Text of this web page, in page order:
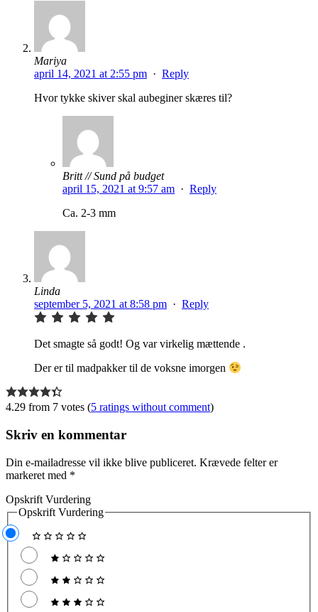
Mariya
april 14, 2021 at 2:55 pm · Reply
Hvor tykke skiver skal aubeginer skæres til?
Britt // Sund på budget
april 15, 2021 at 9:57 am · Reply
Ca. 2-3 mm
Linda
september 5, 2021 at 8:58 pm · Reply
Det smagte så godt! Og var virkelig mættende .
Der er til madpakker til de voksne imorgen
4.29 from 7 votes (5 ratings without comment)
Skriv en kommentar
Din e-mailadresse vil ikke blive publiceret. Krævede felter er
markeret med *
Opskrift Vurdering
Opskrift Vurdering